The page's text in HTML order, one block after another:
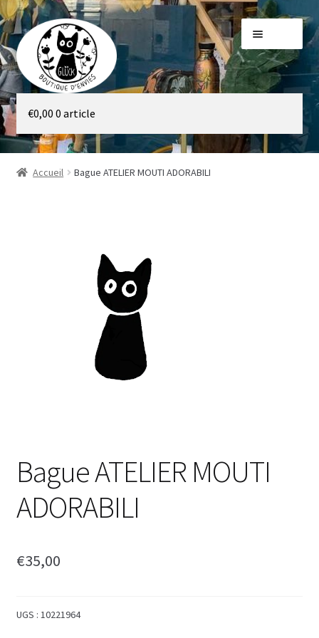
Aller
à
la
navigation
Aller
au
contenu
Galerie
Boutique
€0,00 0 article
Accueil Bague ATELIER MOUTI ADORABILI
Bague ATELIER MOUTI
ADORABILI
€35,00
UGS : 10221964